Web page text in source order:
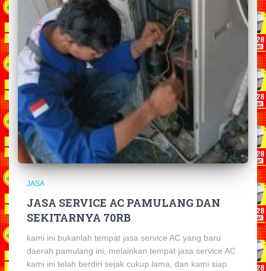
JASA
JASA SERVICE AC PAMULANG DAN
SEKITARNYA 70RB
kami ini bukanlah tempat jasa service AC yang baru
daerah pamulang ini, melainkan tempat jasa service AC
kami ini telah berdiri sejak cukup lama, dan kami siap